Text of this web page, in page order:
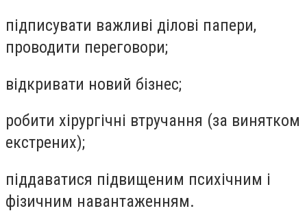
підписувати важливі ділові папери,
проводити переговори;
відкривати новий бізнес;
робити хірургічні втручання (за винятком
екстрених);
піддаватися підвищеним психічним і
фізичним навантаженням.